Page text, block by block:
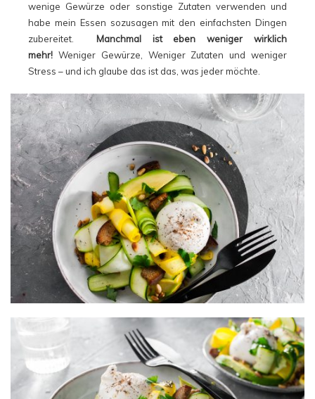
wenige Gewürze oder sonstige Zutaten verwenden und
habe mein Essen sozusagen mit den einfachsten Dingen
zubereitet. Manchmal ist eben weniger wirklich
mehr! Weniger Gewürze, Weniger Zutaten und weniger
Stress – und ich glaube das ist das, was jeder möchte.